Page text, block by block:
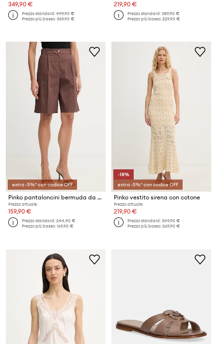
349,90 €
Prezzo standard:499,90 €
Prezzo più basso:369,90 €
219,90 €
Prezzo standard:389,90 €
Prezzo più basso:229,90 €
extra -5%* con codice OFF
Pinko pantaloncini bermuda da donna con lino
Prezzo attuale:
159,90 €
Prezzo standard:244,90 €
Prezzo più basso:169,90 €
-18%
extra -5%* con codice OFF
Pinko vestito sirena con cotone
Prezzo attuale:
219,90 €
Prezzo standard:349,90 €
Prezzo più basso:269,90 €